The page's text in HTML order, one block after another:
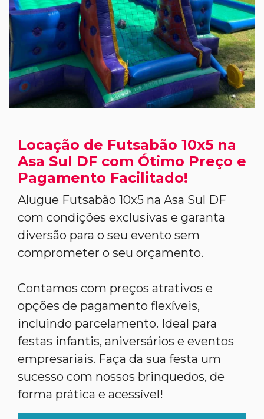
Locação de Futsabão 10x5 na
Asa Sul DF com Ótimo Preço e
Pagamento Facilitado!
Alugue Futsabão 10x5 na Asa Sul DF
com condições exclusivas e garanta
diversão para o seu evento sem
comprometer o seu orçamento.
Contamos com preços atrativos e
opções de pagamento flexíveis,
incluindo parcelamento. Ideal para
festas infantis, aniversários e eventos
empresariais. Faça da sua festa um
sucesso com nossos brinquedos, de
forma prática e acessível!